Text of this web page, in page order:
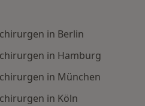
in Berlin
in Hamburg
in München
in Köln